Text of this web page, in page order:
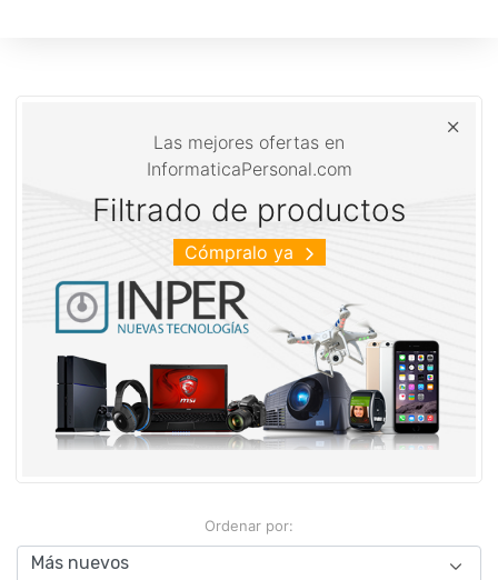
Las mejores ofertas en
InformaticaPersonal.com
Filtrado de productos
Cómpralo ya
Ordenar por: